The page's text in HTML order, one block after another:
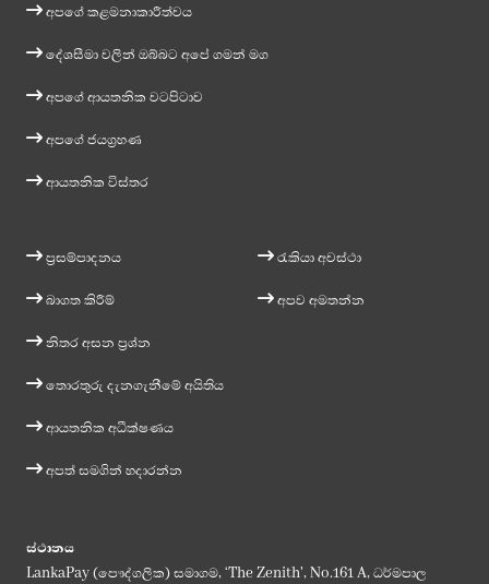
අපගේ කළමනාකාරීත්වය
දේශසීමා වලින් ඔබ්බට අපේ ගමන් මග
අපගේ ආයතනික වටපිටාව
අපගේ ජයග්‍රහණ
ආයතනික විස්තර
ප්‍රසම්පාදනය
බාගත කිරීම්
නිතර අසන ප්‍රශ්න
තොරතුරු දැනගැනීමේ අයිතිය
ආයතනික අධීක්ෂණය
අපත් සමගින් හදාරන්න
රැකියා අවස්ථා
අපව අමතන්න
ස්ථානය
LankaPay (පෞද්ගලික) සමාගම, ‘The Zenith', No.161 A, ධර්මපාල